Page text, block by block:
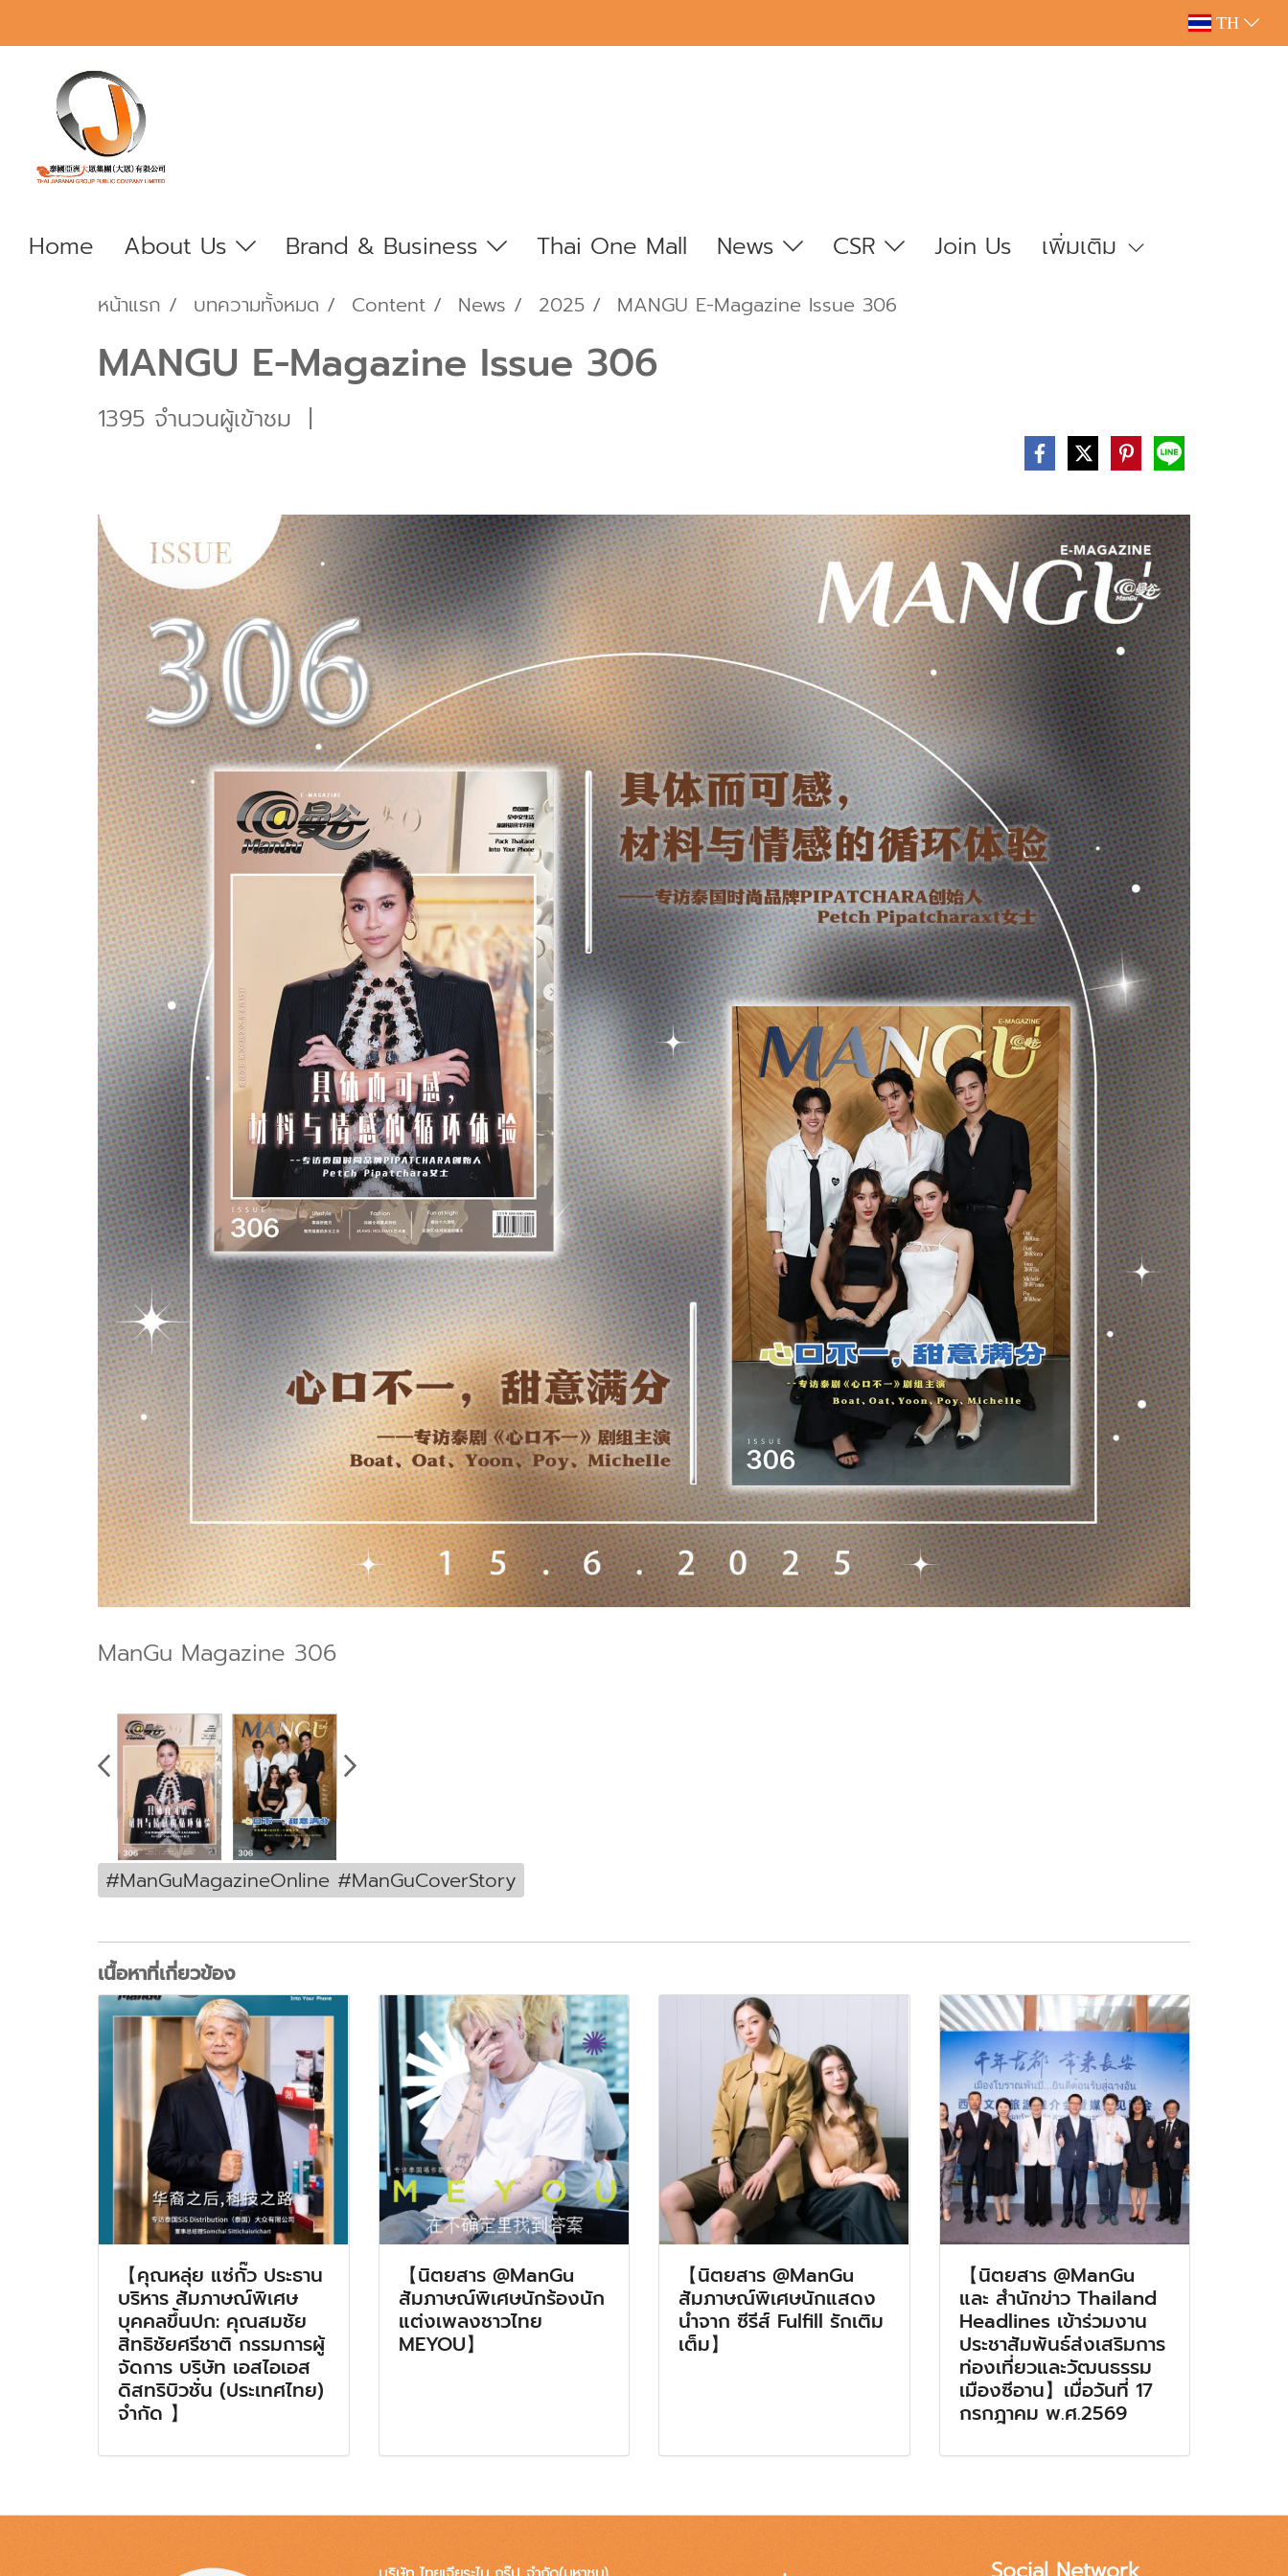
TH
Home About Us Brand & Business Thai One Mall News CSR Join Us เพิ่มเติม
หน้าแรก บทความทั้งหมด Content News 2025 MANGU E-Magazine Issue 306
MANGU E-Magazine Issue 306
1395 จำนวนผู้เข้าชม |
ManGu Magazine 306
#ManGuMagazineOnline #ManGuCoverStory
เนื้อหาที่เกี่ยวข้อง
【คุณหลุ่ย แซ่กั๊ว ประธาน
บริหาร สัมภาษณ์พิเศษ
บุคคลขึ้นปก: คุณสมชัย
สิทธิชัยศรีชาติ กรรมการผู้
จัดการ บริษัท เอสไอเอส
ดิสทริบิวชั่น (ประเทศไทย)
จำกัด 】
【นิตยสาร @ManGu
สัมภาษณ์พิเศษนักร้องนัก
แต่งเพลงชาวไทย
MEYOU】
【นิตยสาร @ManGu
สัมภาษณ์พิเศษนักแสดง
นำจาก ซีรีส์ Fulfill รักเติม
เต็ม】
【นิตยสาร @ManGu
และ สำนักข่าว Thailand
Headlines เข้าร่วมงาน
ประชาสัมพันธ์ส่งเสริมการ
ท่องเที่ยวและวัฒนธรรม
เมืองซีอาน】เมื่อวันที่ 17
กรกฎาคม พ.ศ.2569